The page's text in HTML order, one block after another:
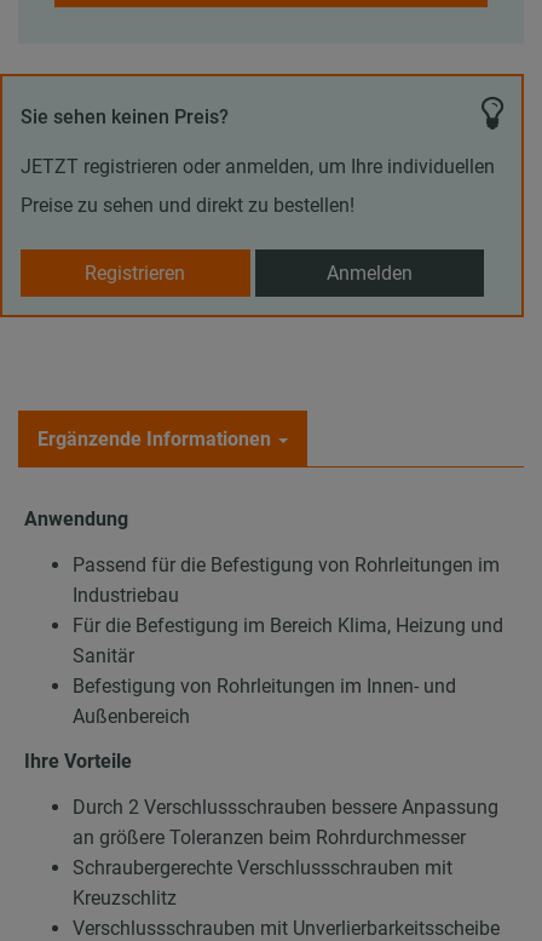
Sie sehen keinen Preis?
JETZT registrieren oder anmelden, um Ihre individuellen
Preise zu sehen und direkt zu bestellen!
Registrieren Anmelden
Ergänzende Informationen
Anwendung
Passend für die Befestigung von Rohrleitungen im
Industriebau
Für die Befestigung im Bereich Klima, Heizung und
Sanitär
Befestigung von Rohrleitungen im Innen- und
Außenbereich
Ihre Vorteile
Durch 2 Verschlussschrauben bessere Anpassung
an größere Toleranzen beim Rohrdurchmesser
Schraubergerechte Verschlussschrauben mit
Kreuzschlitz
Verschlussschrauben mit Unverlierbarkeitsscheibe